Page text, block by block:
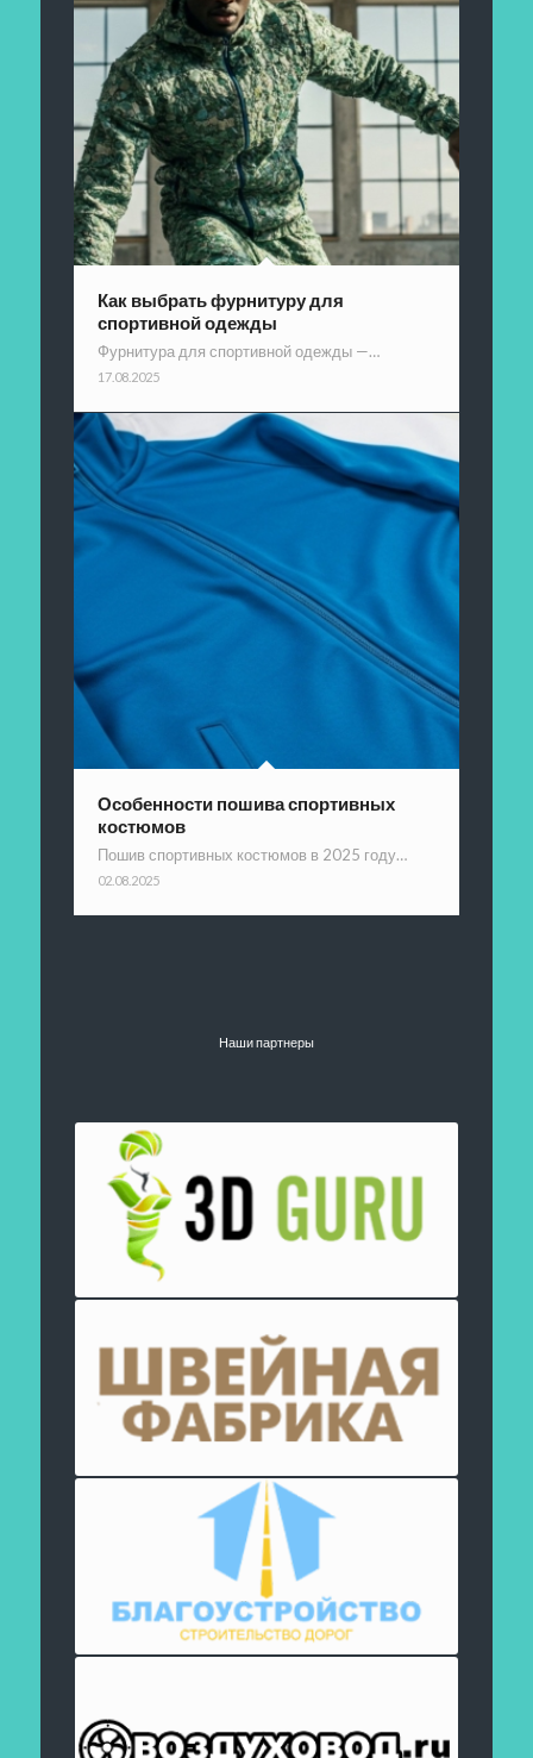
Как выбрать фурнитуру для
спортивной одежды
Фурнитура для спортивной одежды —…
17.08.2025
Особенности пошива спортивных
костюмов
Пошив спортивных костюмов в 2025 году…
02.08.2025
Наши партнеры